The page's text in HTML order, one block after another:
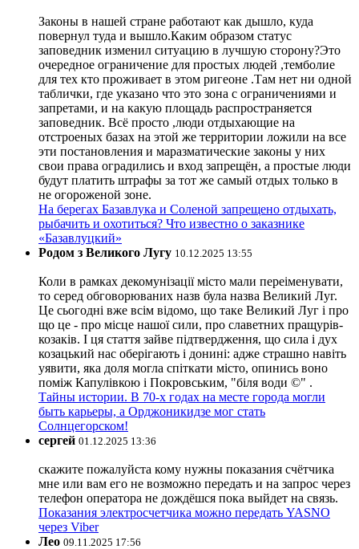
Законы в нашей стране работают как дышло, куда
повернул туда и вышло.Каким образом статус
заповедник изменил ситуацию в лучшую сторону?Это
очередное ограничение для простых людей ,темболие
для тех кто проживает в этом ригеоне .Там нет ни одной
таблички, где указано что это зона с ограничениями и
запретами, и на какую площадь распространяется
заповедник. Всё просто ,люди отдыхающие на
отстроеных базах на этой же территории ложили на все
эти постановления и маразматические законы у них
свои права оградились и вход запрещён, а простые люди
будут платить штрафы за тот же самый отдых только в
не огороженой зоне.
На берегах Базавлука и Соленой запрещено отдыхать,
рыбачить и охотиться? Что известно о заказнике
«Базавлуцкий»
Родом з Великого Лугу 10.12.2025 13:55
Коли в рамках декомунізації місто мали переіменувати,
то серед обговорюваних назв була назва Великий Луг.
Це сьогодні вже всім відомо, що таке Великий Луг і про
що це - про місце нашої сили, про славетних пращурів-
козаків. І ця стаття зайве підтвердження, що сила і дух
козацький нас оберігають і донині: адже страшно навіть
уявити, яка доля могла спіткати місто, опинись воно
поміж Капулівкою і Покровським, "біля води ©" .
Тайны истории. В 70-х годах на месте города могли
быть карьеры, а Орджоникидзе мог стать
Солнцегорском!
сергей 01.12.2025 13:36
скажите пожалуйста кому нужны показания счётчика
мне или вам его не возможно передать и на запрос через
телефон оператора не дождёшся пока выйдет на связь.
Показания электросчетчика можно передать YASNO
через Viber
Лео 09.11.2025 17:56